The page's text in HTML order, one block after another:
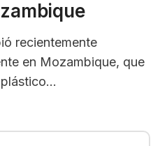
recientemente
en Mozambique, que